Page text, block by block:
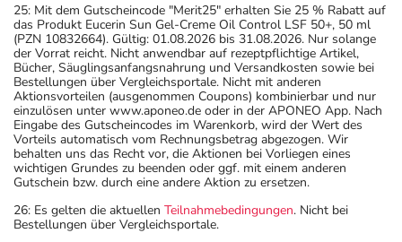
25: Mit dem Gutscheincode "Merit25" erhalten Sie 25 % Rabatt auf
das Produkt Eucerin Sun Gel-Creme Oil Control LSF 50+, 50 ml
(PZN 10832664). Gültig: 01.08.2026 bis 31.08.2026. Nur solange
der Vorrat reicht. Nicht anwendbar auf rezeptpflichtige Artikel,
Bücher, Säuglingsanfangsnahrung und Versandkosten sowie bei
Bestellungen über Vergleichsportale. Nicht mit anderen
Aktionsvorteilen (ausgenommen Coupons) kombinierbar und nur
einzulösen unter www.aponeo.de oder in der APONEO App. Nach
Eingabe des Gutscheincodes im Warenkorb, wird der Wert des
Vorteils automatisch vom Rechnungsbetrag abgezogen. Wir
behalten uns das Recht vor, die Aktionen bei Vorliegen eines
wichtigen Grundes zu beenden oder ggf. mit einem anderen
Gutschein bzw. durch eine andere Aktion zu ersetzen.
26: Es gelten die aktuellen Teilnahmebedingungen. Nicht bei
Bestellungen über Vergleichsportale.